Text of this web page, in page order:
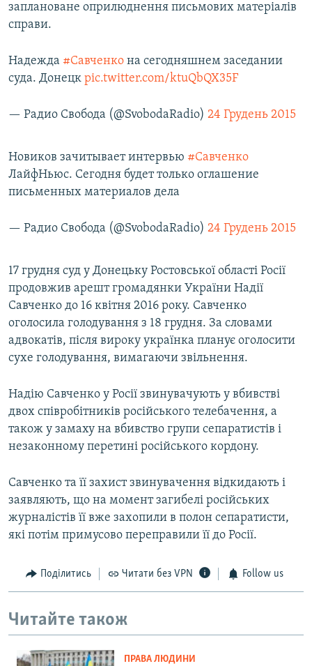
заплановане оприлюднення письмових матеріалів
справи.
Надежда #Савченко на сегодняшнем заседании
суда. Донецк pic.twitter.com/ktuQbQX35F
— Радио Свобода (@SvobodaRadio) 24 Грудень 2015
Новиков зачитывает интервью #Савченко
ЛайфНьюс. Сегодня будет только оглашение
письменных материалов дела
— Радио Свобода (@SvobodaRadio) 24 Грудень 2015
17 грудня суд у Донецьку Ростовської області Росії
продовжив арешт громадянки України Надії
Савченко до 16 квітня 2016 року. Савченко
оголосила голодування з 18 грудня. За словами
адвокатів, після вироку українка планує оголосити
сухе голодування, вимагаючи звільнення.
Надію Савченко у Росії звинувачують у вбивстві
двох співробітників російського телебачення, а
також у замаху на вбивство групи сепаратистів і
незаконному перетині російського кордону.
Савченко та її захист звинувачення відкидають і
заявляють, що на момент загибелі російських
журналістів її вже захопили в полон сепаратисти,
які потім примусово переправили її до Росії.
Поділитись Читати без VPN Follow us
Читайте також
ПРАВА ЛЮДИНИ